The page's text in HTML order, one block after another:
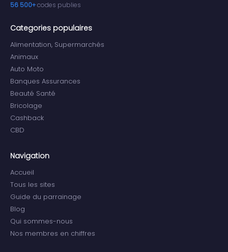
56 500+codes publies
Categories populaires
Alimentation, Supermarchés
Animaux
Auto Moto
Banques Assurances
Beauté Santé
Bricolage
Cashback
CBD
Navigation
Accueil
Tous les sites
Guide du parrainage
Blog
Qui sommes-nous
Nos membres en chiffres